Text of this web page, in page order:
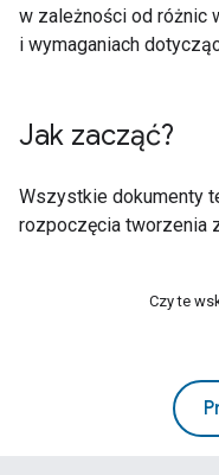
w zależności od różnic
i wymaganiach
Jak zacząć?
Wszystkie dokumenty
rozpoczęcia tworzenia
Czy te